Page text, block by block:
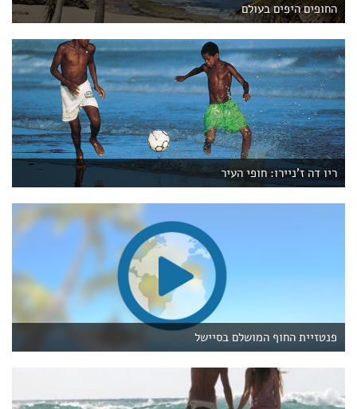
החופים היפים בעולם
ריו דה ז'ניירו: חופי העיר
פנטזיית החוף המושלם בסיישל